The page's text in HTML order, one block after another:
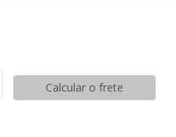
Calcular o frete